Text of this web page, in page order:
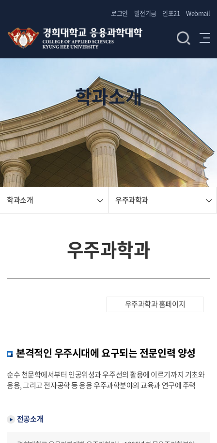
로그인 발전기금 인포21 Webmail
학과소개
학과소개 우주과학과
우주과학과
우주과학과 홈페이지
본격적인 우주시대에 요구되는 전문인력 양성
순수 천문학에서부터 인공위성과 우주선의 활용에 이르기까지 기초와
응용, 그리고 전자공학 등 응용 우주과학분야의 교육과 연구에 주력
전공소개